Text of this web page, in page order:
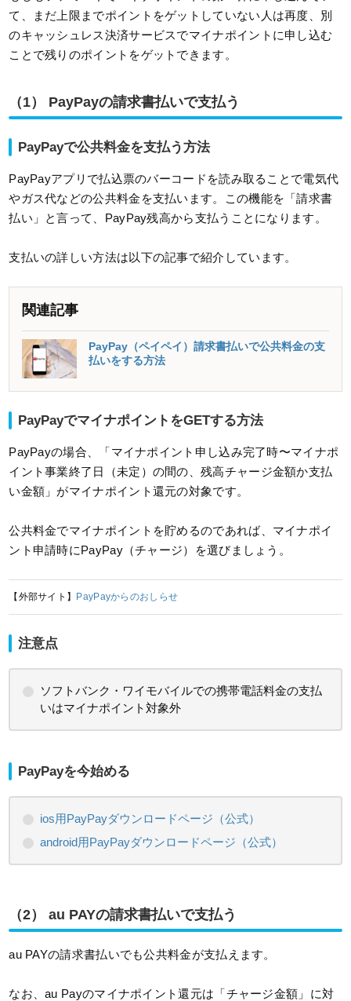
て、まだ上限までポイントをゲットしていない人は再度、別
のキャッシュレス決済サービスでマイナポイントに申し込む
ことで残りのポイントをゲットできます。
（1） PayPayの請求書払いで支払う
PayPayで公共料金を支払う方法
PayPayアプリで払込票のバーコードを読み取ることで電気代
やガス代などの公共料金を支払います。この機能を「請求書
払い」と言って、PayPay残高から支払うことになります。
支払いの詳しい方法は以下の記事で紹介しています。
関連記事
PayPay（ペイペイ）請求書払いで公共料金の支
払いをする方法
PayPayでマイナポイントをGETする方法
PayPayの場合、「マイナポイント申し込み完了時〜マイナポ
イント事業終了日（未定）の間の、残高チャージ金額か支払
い金額」がマイナポイント還元の対象です。
公共料金でマイナポイントを貯めるのであれば、マイナポイ
ント申請時にPayPay（チャージ）を選びましょう。
【外部サイト】 PayPayからのおしらせ
注意点
ソフトバンク・ワイモバイルでの携帯電話料金の支払
いはマイナポイント対象外
PayPayを今始める
ios用PayPayダウンロードページ（公式）
android用PayPayダウンロードページ（公式）
（2） au PAYの請求書払いで支払う
au PAYの請求書払いでも公共料金が支払えます。
なお、au Payのマイナポイント還元は「チャージ金額」に対